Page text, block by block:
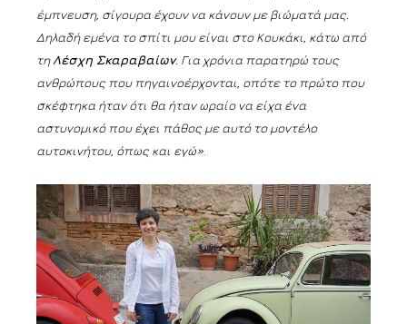
έμπνευση, σίγουρα έχουν να κάνουν με βιώματά μας.
Δηλαδή εμένα το σπίτι μου είναι στο Κουκάκι, κάτω από
τηΛέσχη Σκαραβαίων. Για χρόνια παρατηρώ τους
ανθρώπους που πηγαινοέρχονται, οπότε το πρώτο που
σκέφτηκα ήταν ότι θα ήταν ωραίο να είχα ένα
αστυνομικό που έχει πάθος με αυτό το μοντέλο
αυτοκινήτου, όπως και εγώ»